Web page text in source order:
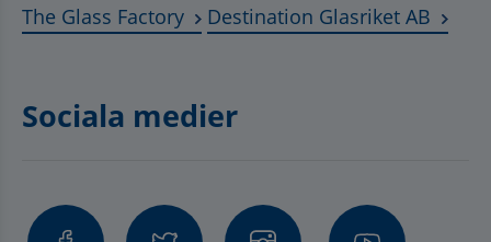
The Glass FactoryLänk till annan webbplats,
Destination Glasriket AB
Sociala medier